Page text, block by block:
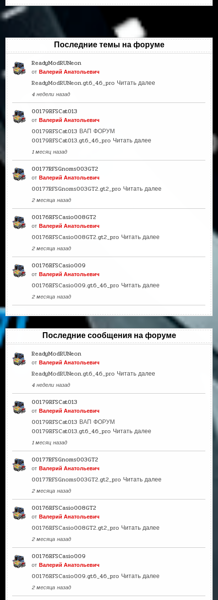
Последние темы на форуме
ReadyModRUNeon
отВалерий Анатольевич
ReadyModRUNeon.gt6_46_pro Читать далее
4 недели назад
00179RFSCat013
отВалерий Анатольевич
00179RFSCat013 ВАП ФОРУМ
00179RFSCat013.gt6_46_pro Читать далее
1 месяц назад
00177RFSGnoms003GT2
отВалерий Анатольевич
00177RFSGnoms003GT2.gt2_pro Читать далее
2 месяца назад
00176RFSCasio008GT2
отВалерий Анатольевич
00176RFSCasio008GT2.gt2_pro Читать далее
2 месяца назад
00176RFSCasio009
отВалерий Анатольевич
00176RFSCasio009.gt6_46_pro Читать далее
2 месяца назад
Последние сообщения на форуме
ReadyModRUNeon
отВалерий Анатольевич
ReadyModRUNeon.gt6_46_pro Читать далее
4 недели назад
00179RFSCat013
отВалерий Анатольевич
00179RFSCat013 ВАП ФОРУМ
00179RFSCat013.gt6_46_pro Читать далее
1 месяц назад
00177RFSGnoms003GT2
отВалерий Анатольевич
00177RFSGnoms003GT2.gt2_pro Читать далее
2 месяца назад
00176RFSCasio008GT2
отВалерий Анатольевич
00176RFSCasio008GT2.gt2_pro Читать далее
2 месяца назад
00176RFSCasio009
отВалерий Анатольевич
00176RFSCasio009.gt6_46_pro Читать далее
2 месяца назад